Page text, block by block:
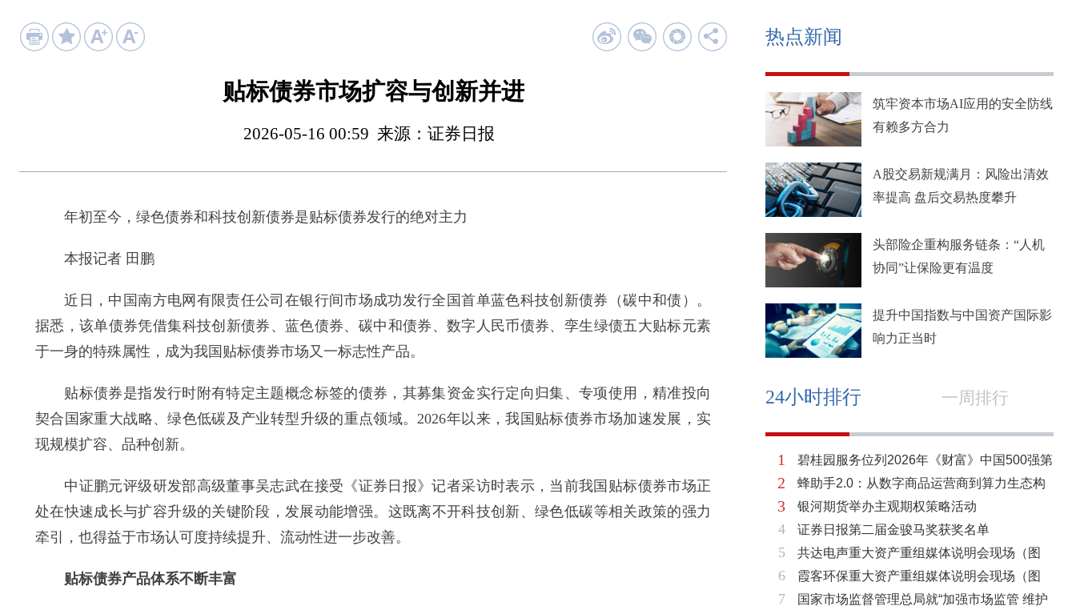
贴标债券市场扩容与创新并进
2026-05-16 00:59 来源：证券日报
年初至今，绿色债券和科技创新债券是贴标债券发行的绝对主力
本报记者 田鹏
近日，中国南方电网有限责任公司在银行间市场成功发行全国首单蓝色科技创新债券（碳中和债）。
据悉，该单债券凭借集科技创新债券、蓝色债券、碳中和债券、数字人民币债券、孪生绿债五大贴标元素
于一身的特殊属性，成为我国贴标债券市场又一标志性产品。
贴标债券是指发行时附有特定主题概念标签的债券，其募集资金实行定向归集、专项使用，精准投向
契合国家重大战略、绿色低碳及产业转型升级的重点领域。2026年以来，我国贴标债券市场加速发展，实
现规模扩容、品种创新。
中证鹏元评级研发部高级董事吴志武在接受《证券日报》记者采访时表示，当前我国贴标债券市场正
处在快速成长与扩容升级的关键阶段，发展动能增强。这既离不开科技创新、绿色低碳等相关政策的强力
牵引，也得益于市场认可度持续提升、流动性进一步改善。
贴标债券产品体系不断丰富
热点新闻
筑牢资本市场AI应用的安全防线
有赖多方合力
A股交易新规满月：风险出清效
率提高 盘后交易热度攀升
头部险企重构服务链条：“人机
协同”让保险更有温度
提升中国指数与中国资产国际影
响力正当时
24小时排行 一周排行
1
2
3
4
5
6
7
碧桂园服务位列2026年《财富》中国500强第
321位 排名稳步上升彰显发展韧性
蜂助手2.0：从数字商品运营商到算力生态构
建者的跃迁
银河期货举办主观期权策略活动
证券日报第二届金骏马奖获奖名单
共达电声重大资产重组媒体说明会现场（图
片）
霞客环保重大资产重组媒体说明会现场（图
片）
国家市场监督管理总局就“加强市场监管 维护